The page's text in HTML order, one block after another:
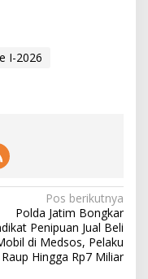
I-2026
Pos berikutnya
Polda Jatim Bongkar
Penipuan Jual Beli
di Medsos, Pelaku
Raup Hingga Rp7 Miliar